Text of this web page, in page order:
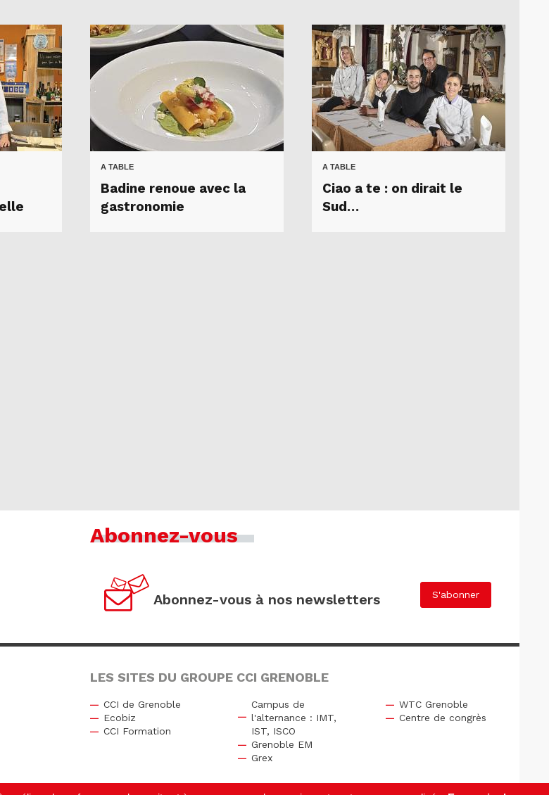
A TABLE
Badine renoue avec la
gastronomie
A TABLE
Ciao a te : on dirait le
Sud…
Abonnez-vous
Abonnez-vous à nos newsletters S'abonner
LES SITES DU GROUPE CCI GRENOBLE
CCI de Grenoble
Ecobiz
CCI Formation
Campus de
l'alternance : IMT,
IST, ISCO
Grenoble EM
Grex
WTC Grenoble
Centre de congrès